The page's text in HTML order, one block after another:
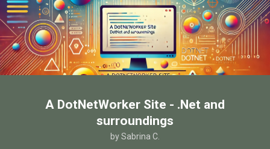
A DotNetWorker Site - .Net and
surroundings
by Sabrina C.